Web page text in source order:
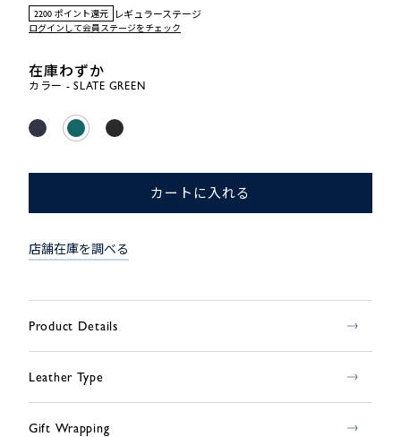
2200 ポイント還元 レギュラーステージ
ログインして会員ステージをチェック
在庫わずか
カラー - SLATE GREEN
カートに入れる
店舗在庫を調べる
Product Details
Leather Type
Gift Wrapping